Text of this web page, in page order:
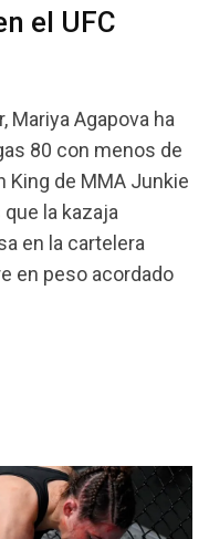
el UFC
Mariya Agapova ha
80 con menos de
King de MMA Junkie
la kazaja
en la cartelera
en peso acordado